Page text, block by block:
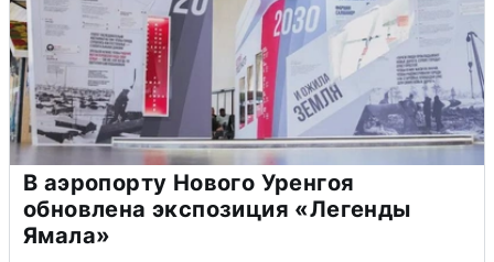
В аэропорту Нового Уренгоя
обновлена экспозиция «Легенды
Ямала»